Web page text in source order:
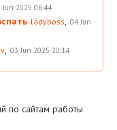
Jun 2025 06:44
ladyboss
04 Jun
03 Jun 2025 20:14
по сайтам работы